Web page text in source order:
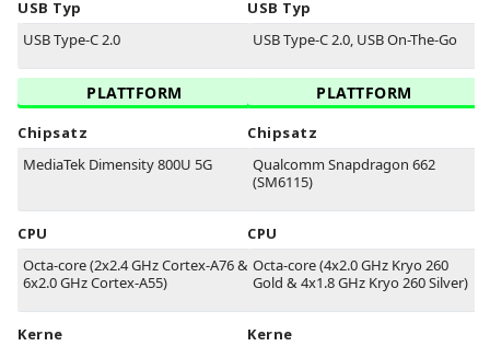
USB Typ
USB Type-C 2.0
PLATTFORM
Chipsatz
MediaTek Dimensity 800U 5G
CPU
Octa-core (2x2.4 GHz Cortex-A76 &
6x2.0 GHz Cortex-A55)
Kerne
USB Typ
USB Type-C 2.0, USB On-The-Go
PLATTFORM
Chipsatz
Qualcomm Snapdragon 662
(SM6115)
CPU
Octa-core (4x2.0 GHz Kryo 260
Gold & 4x1.8 GHz Kryo 260 Silver)
Kerne